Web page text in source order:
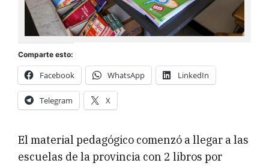
Comparte esto:
Facebook WhatsApp LinkedIn
Telegram X
El material pedagógico comenzó a llegar a las
escuelas de la provincia con 2 libros por